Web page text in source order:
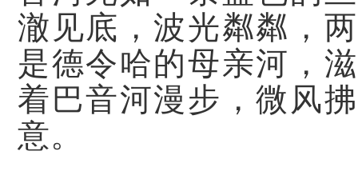
澈见底，波光粼粼，
是德令哈的母亲河，
着巴音河漫步，微风
意。